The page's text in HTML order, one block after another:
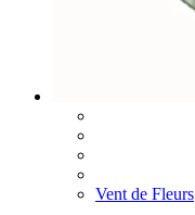
Vent de Fleurs